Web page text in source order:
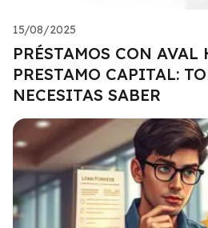
15/08/2025
PRÉSTAMOS CON AVAL
PRESTAMO CAPITAL:
NECESITAS SABER